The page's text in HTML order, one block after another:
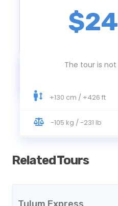
The tour is
+130 cm / +426 ft
-105 kg / -231 lb
Podrás elegir un horario dentro de ese
Peticiones especiales para el
Vuelo escénico de 20
profesional
Related Tours